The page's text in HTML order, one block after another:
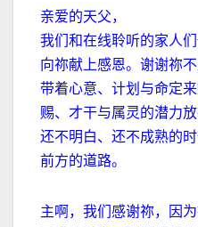
亲爱的天父，
我们和在线聆听的家人
向祢献上感恩。谢谢祢
带着心意、计划与命定
赐、才干与属灵的潜力
还不明白、还不成熟的
前方的道路。
主啊，我们感谢祢，因